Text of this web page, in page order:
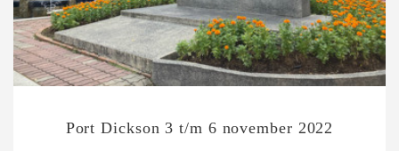
Port Dickson 3 t/m 6 november 2022